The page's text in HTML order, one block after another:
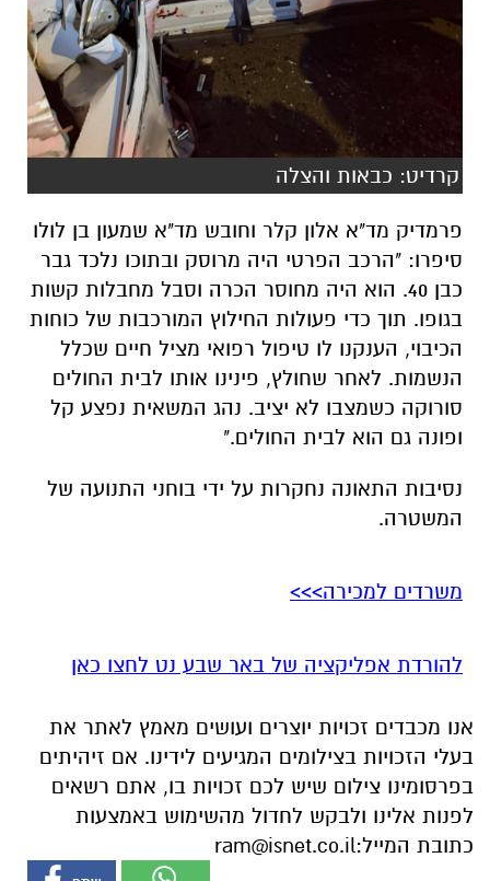
קרדיט: כבאות והצלה
פרמדיק מד"א אלון קלר וחובש מד"א שמעון בן לולו
סיפרו: "הרכב הפרטי היה מרוסק ובתוכו נלכד גבר
כבן 40. הוא היה מחוסר הכרה וסבל מחבלות קשות
בגופו. תוך כדי פעולות החילוץ המורכבות של כוחות
הכיבוי, הענקנו לו טיפול רפואי מציל חיים שכלל
הנשמות. לאחר שחולץ, פינינו אותו לבית החולים
סורוקה כשמצבו לא יציב. נהג המשאית נפצע קל
ופונה גם הוא לבית החולים."
נסיבות התאונה נחקרות על ידי בוחני התנועה של
המשטרה.
משרדים למכירה>>>
להורדת אפליקציה של באר שבע נט לחצו כאן
אנו מכבדים זכויות יוצרים ועושים מאמץ לאתר את
בעלי הזכויות בצילומים המגיעים לידינו. אם זיהיתים
בפרסומינו צילום שיש לכם זכויות בו, אתם רשאים
לפנות אלינו ולבקש לחדול מהשימוש באמצעות
כתובת המייל:ram@isnet.co.il